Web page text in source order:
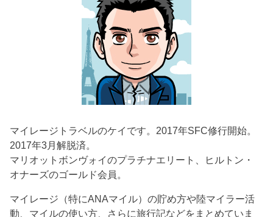
マイレージトラベルのケイです。2017年SFC修行開始。
2017年3月解脱済。
マリオットボンヴォイのプラチナエリート、ヒルトン・
オナーズのゴールド会員。
マイレージ（特にANAマイル）の貯め方や陸マイラー活
動、マイルの使い方、さらに旅行記などをまとめていま